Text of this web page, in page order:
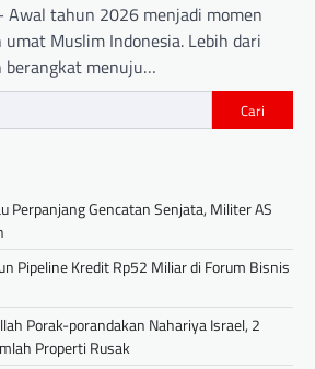
tahun 2026 menjadi momen
Muslim Indonesia. Lebih dari
berangkat menuju…
Cari
Perpanjang Gencatan Senjata, Militer AS
Pipeline Kredit Rp52 Miliar di Forum Bisnis
Porak-porandakan Nahariya Israel, 2
Properti Rusak